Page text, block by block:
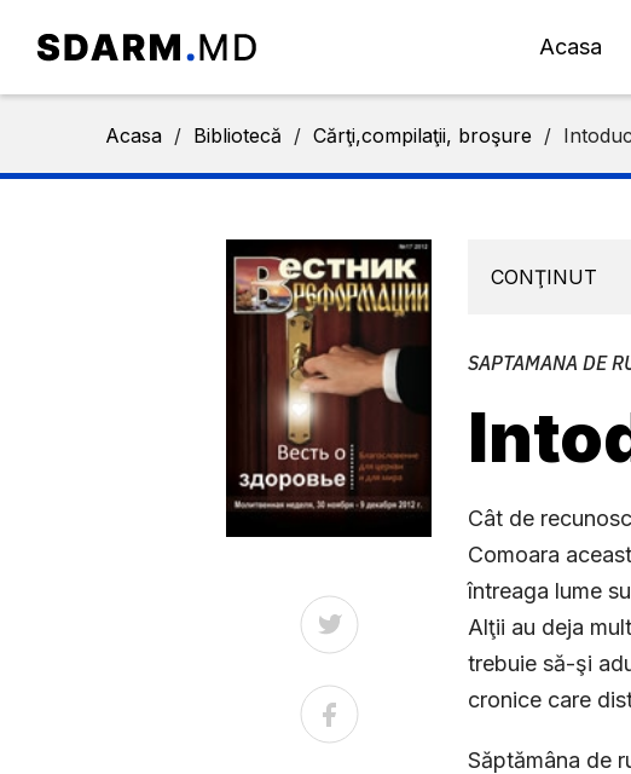
Acasa
Acasa / Bibliotecă / Cărţi,compilaţii, broşure /
CONŢINUT
SAPTAMANA DE
Cât de
Comoara
întreaga lume
Alţii au deja
trebuie să-şi
cronice care
Săptămâna de